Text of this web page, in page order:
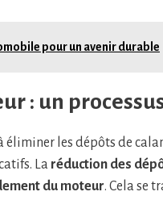
pour un avenir durable
: un
éliminer les dépôts de
La réduction des
du moteur. Cela se